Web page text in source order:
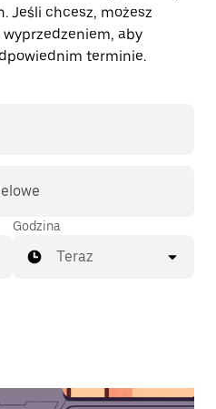
Jeśli chcesz, możesz
aby
terminie.
Godzina
Teraz